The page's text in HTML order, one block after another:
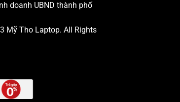
doanh UBND thành phố
Mỹ Tho Laptop. All Rights